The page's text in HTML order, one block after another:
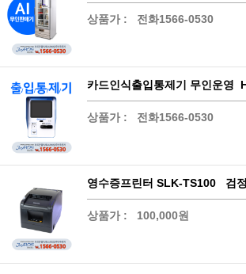
상품가 : 전화1566-0530
카드인식출입통제기 무인운영
상품가 : 전화1566-0530
영수증프린터 SLK-TS100 검
상품가 : 100,000원